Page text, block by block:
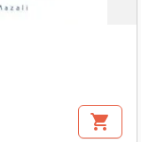
shopping_cart